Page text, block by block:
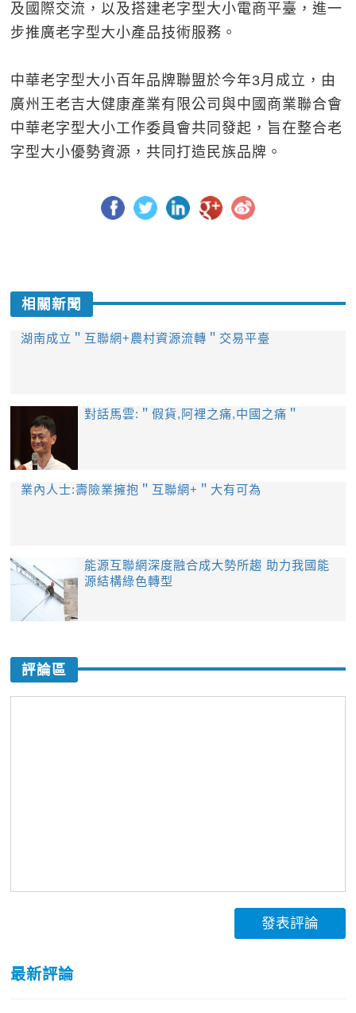
及國際交流，以及搭建老字型大小電商平臺，進一
步推廣老字型大小產品技術服務。
中華老字型大小百年品牌聯盟於今年3月成立，由
廣州王老吉大健康產業有限公司與中國商業聯合會
中華老字型大小工作委員會共同發起，旨在整合老
字型大小優勢資源，共同打造民族品牌。
相關新聞
湖南成立＂互聯網+農村資源流轉＂交易平臺
對話馬雲:＂假貨,阿裡之痛,中國之痛＂
業內人士:壽險業擁抱＂互聯網+＂大有可為
能源互聯網深度融合成大勢所趨 助力我國能
源結構綠色轉型
評論區
發表評論
最新評論